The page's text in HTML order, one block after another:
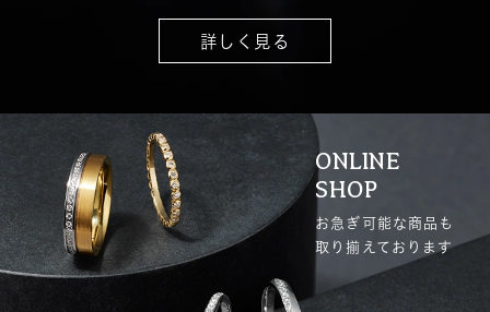
詳しく見る
ONLINE
SHOP
お急ぎ可能な商品も
取り揃えております